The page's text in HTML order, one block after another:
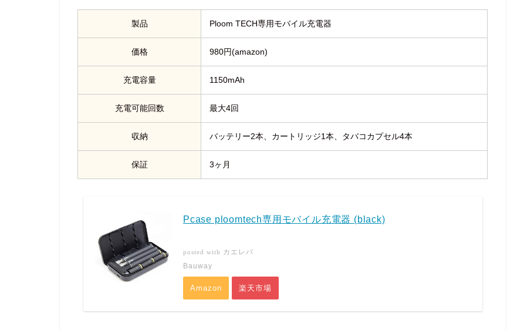
製品 Ploom TECH専用モバイル充電器
価格 980円(amazon)
充電容量 1150mAh
充電可能回数 最大4回
収納 バッテリー2本、カートリッジ1本、タバコカプセル4本
保証 3ヶ月
Pcase ploomtech専用モバイル充電器 (black)
posted with カエレバ
Bauway
Amazon 楽天市場